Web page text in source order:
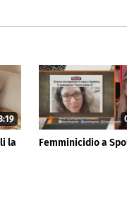
la
Femminicidio a